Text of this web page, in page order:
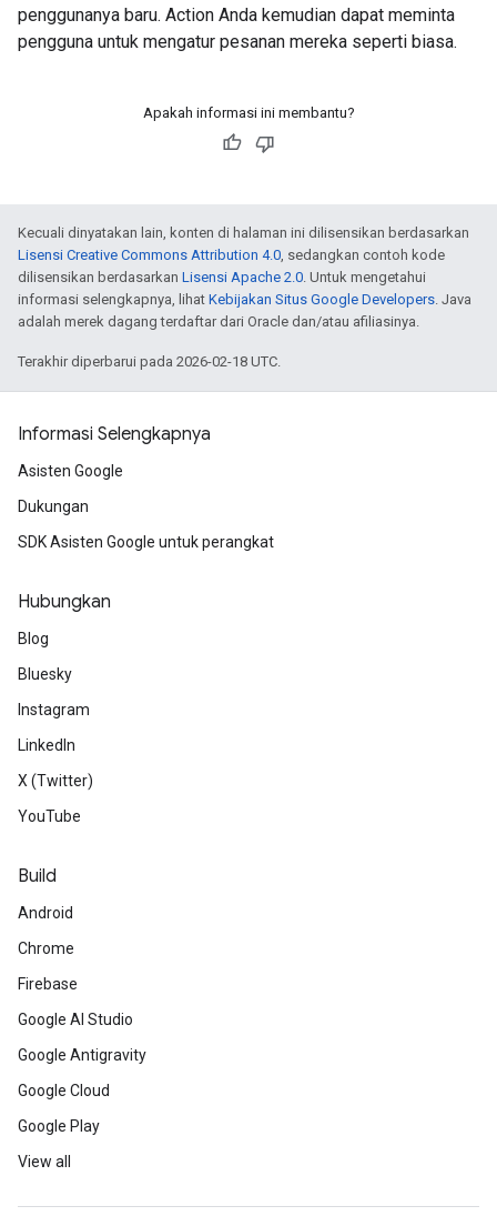
penggunanya baru. Action Anda kemudian dapat meminta
pengguna untuk mengatur pesanan mereka seperti biasa.
Apakah informasi ini membantu?
Kecuali dinyatakan lain, konten di halaman ini dilisensikan berdasarkan
Lisensi Creative Commons Attribution 4.0 , sedangkan contoh kode
dilisensikan berdasarkan Lisensi Apache 2.0 . Untuk mengetahui
informasi selengkapnya, lihat Kebijakan Situs Google Developers . Java
adalah merek dagang terdaftar dari Oracle dan/atau afiliasinya.
Terakhir diperbarui pada 2026-02-18 UTC.
Informasi Selengkapnya
Asisten Google
Dukungan
SDK Asisten Google untuk perangkat
Hubungkan
Blog
Bluesky
Instagram
LinkedIn
X (Twitter)
YouTube
Build
Android
Chrome
Firebase
Google AI Studio
Google Antigravity
Google Cloud
Google Play
View all